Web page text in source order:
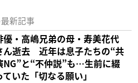
新記事
優・高嶋兄弟の母・寿美花代
ん逝去 近年は息子たちの“共
NG”と“不仲説”も…生前に綴
ていた「切なる願い」